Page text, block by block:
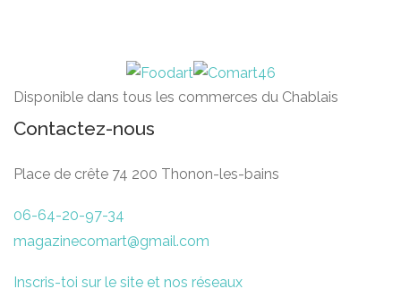
Disponible dans tous les commerces du Chablais
Contactez-nous
Place de crête 74 200 Thonon-les-bains
06-64-20-97-34
magazinecomart@gmail.com
Inscris-toi sur le site et nos réseaux